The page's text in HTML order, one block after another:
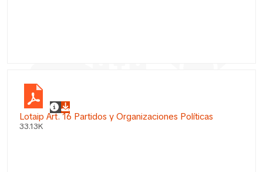
Lotaip Art. 16 Partidos y Organizaciones Políticas
33.13K